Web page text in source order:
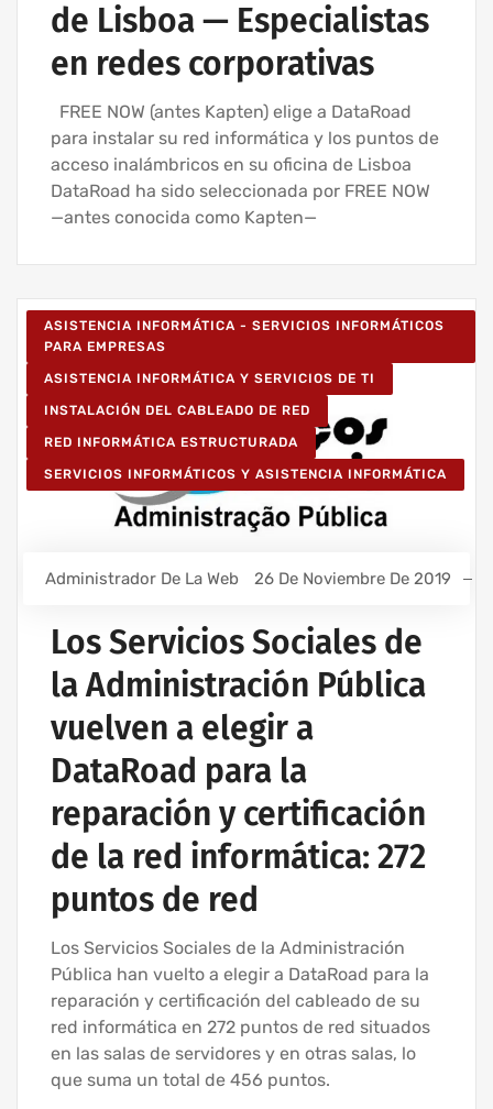
de Lisboa — Especialistas
en redes corporativas
FREE NOW (antes Kapten) elige a DataRoad
para instalar su red informática y los puntos de
acceso inalámbricos en su oficina de Lisboa
DataRoad ha sido seleccionada por FREE NOW
—antes conocida como Kapten—
ASISTENCIA INFORMÁTICA - SERVICIOS INFORMÁTICOS
PARA EMPRESAS
ASISTENCIA INFORMÁTICA Y SERVICIOS DE TI
INSTALACIÓN DEL CABLEADO DE RED
RED INFORMÁTICA ESTRUCTURADA
SERVICIOS INFORMÁTICOS Y ASISTENCIA INFORMÁTICA
Administrador De La Web 26 De Noviembre De 2019
Los Servicios Sociales de
la Administración Pública
vuelven a elegir a
DataRoad para la
reparación y certificación
de la red informática: 272
puntos de red
Los Servicios Sociales de la Administración
Pública han vuelto a elegir a DataRoad para la
reparación y certificación del cableado de su
red informática en 272 puntos de red situados
en las salas de servidores y en otras salas, lo
que suma un total de 456 puntos.